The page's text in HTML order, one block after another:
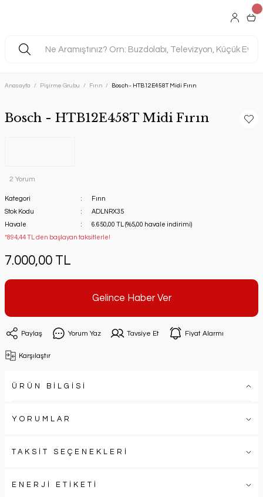
Anasayfa Pişirme Grubu Fırın Bosch - HTB12E458T Midi Fırın
Bosch - HTB12E458T Midi Fırın
2 Yorum
Kategori
Fırın
Stok Kodu
ADLNRX35
Havale
6.650,00 TL (%5,00 havale indirimi)
*894,44 TL den başlayan taksitlerle!
7.000,00 TL
Gelince Haber Ver
Paylaş Yorum Yaz Tavsiye Et Fiyat Alarmı
Karşılaştır
ÜRÜN BİLGİSİ
YORUMLAR
TAKSİT SEÇENEKLERİ
ENERJİ ETİKETİ